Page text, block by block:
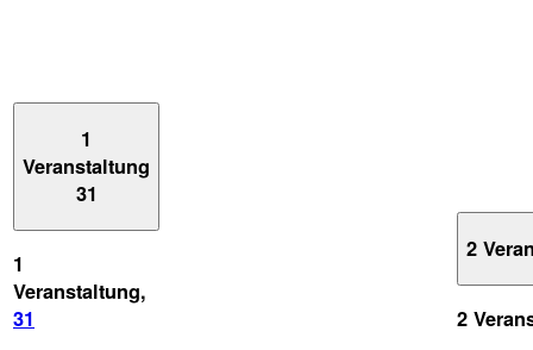
1
Veranstaltung
31
1
Veranstaltung,
31
2
2